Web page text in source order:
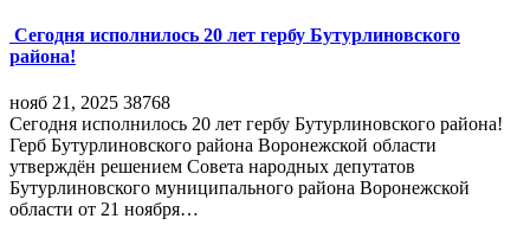
Сегодня исполнилось 20 лет гербу Бутурлиновского
района!
нояб 21, 2025 38768
Сегодня исполнилось 20 лет гербу Бутурлиновского района!
Герб Бутурлиновского района Воронежской области
утверждён решением Совета народных депутатов
Бутурлиновского муниципального района Воронежской
области от 21 ноября…